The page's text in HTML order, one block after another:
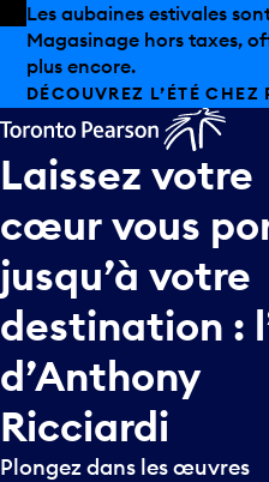
Skip to offers
Passer au contenu
Les aubaines estivales
Magasinage hors taxes,
plus encore.
DÉCOUVREZ L’ÉTÉ CHEZ
Laissez votre
cœurvous
jusqu’à votre
destination :
d’Anthony
Ricciardi
Plongez dans les œuvres